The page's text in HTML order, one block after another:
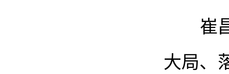
崔昌
大局、